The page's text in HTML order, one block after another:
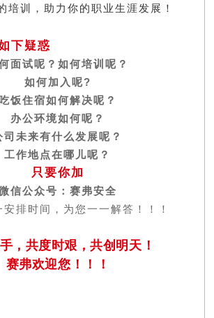
培训，助力你的职业生涯发展！
下疑惑
面试呢？如何培训呢？
如何加入呢?
吃饭住宿如何解决呢？
办公环境如何呢？
司未来有什么发展呢？
工作地点在哪儿呢？
只要你加
信公众号：赛弗安全
排时间，为您一一解答！！！
，共度时艰，共创明天！
赛弗欢迎您！！！